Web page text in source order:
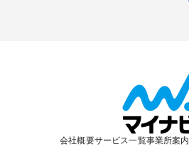
会社概要サービス一覧事業所案内